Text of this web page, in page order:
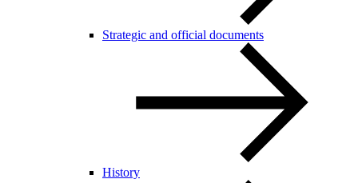
Strategic and official documents
History